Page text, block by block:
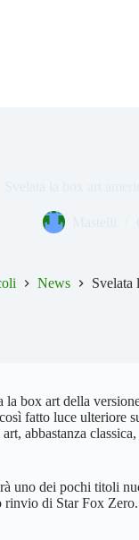
News Svelata
la box art della
fatto luce ulteriore
abbastanza
uno dei pochi titoli
rinvio di Star Fox Zero.